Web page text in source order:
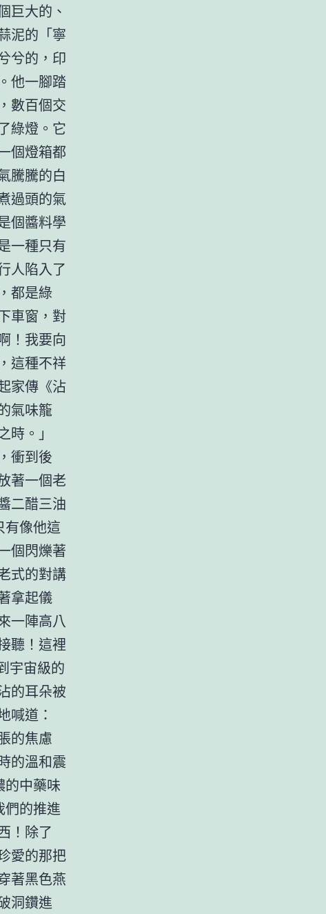
巨大的、
泥的「寧
兮的，印
他一腳踏
數百個交
綠燈。它
個燈箱都
騰騰的白
過頭的氣
個醬料學
一種只有
人陷入了
都是綠
車窗，對
！我要向
這種不祥
家傳《沾
氣味籠
。」
衝到後
著一個老
二醋三油
有像他這
個閃爍著
式的對講
拿起儀
一陣高八
聽！這裡
宇宙級的
的耳朵被
喊道：
的焦慮
的溫和震
的中藥味
們的推進
！除了
愛的那把
著黑色燕
洞鑽進